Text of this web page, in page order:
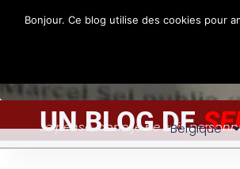
UN BLOG DE
Je pense, donc je ne suisBelgique
Bonjour. Ce blog utilise des cookies pour